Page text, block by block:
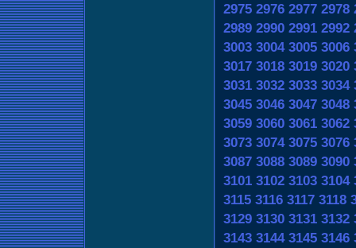
2975 2976 2977 2978
2989 2990 2991 2992
3003 3004 3005 3006
3017 3018 3019 3020
3031 3032 3033 3034
3045 3046 3047 3048
3059 3060 3061 3062
3073 3074 3075 3076
3087 3088 3089 3090
3101 3102 3103 3104
3115 3116 3117 3118
3129 3130 3131 3132
3143 3144 3145 3146